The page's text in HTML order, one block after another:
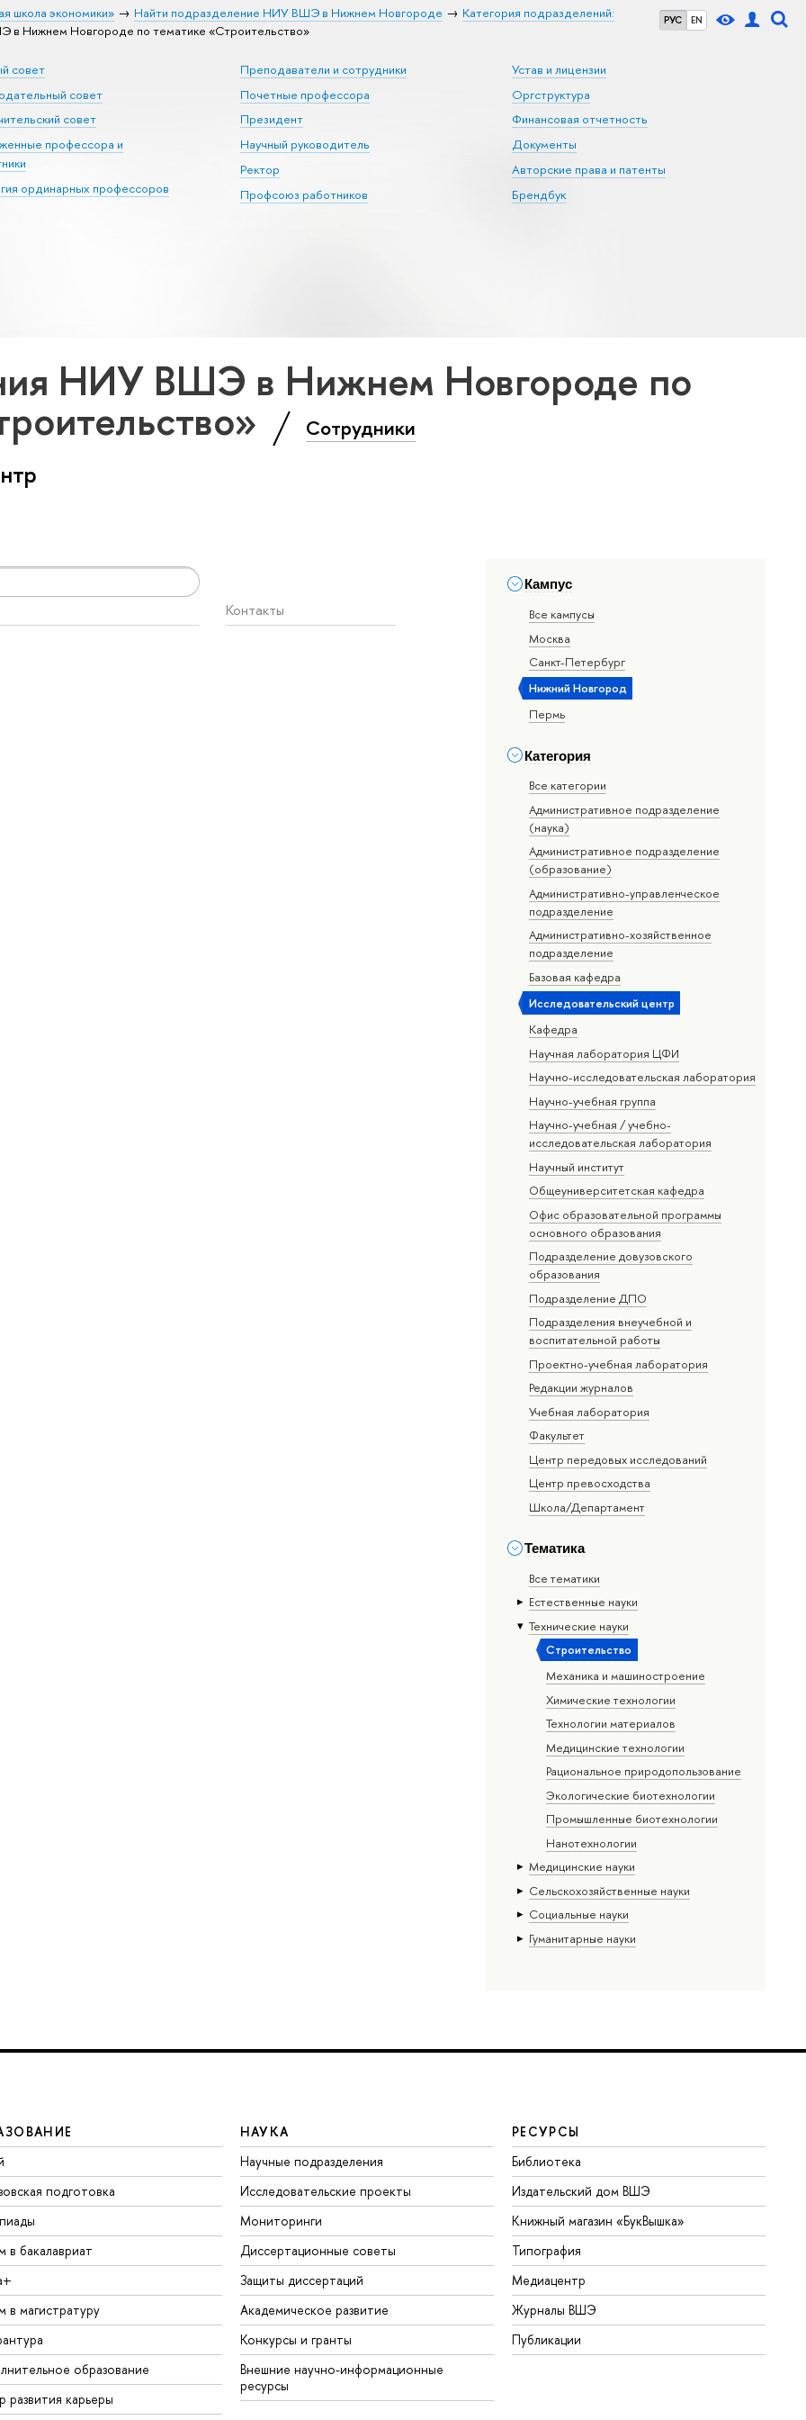
РУС EN
школа экономики» Найти подразделение НИУ ВШЭ в Нижнем Новгороде
Категория подразделений:
Нижнем Новгороде по тематике «Строительство»
совет
совет
совет
профессора и
ординарных профессоров
Преподаватели и сотрудники
Почетные профессора
Президент
Научный руководитель
Ректор
Профсоюз работников
Устав и лицензии
Оргструктура
Финансовая отчетность
Документы
Авторские права и патенты
Брендбук
НИУ ВШЭ в Нижнем Новгороде по
Сотрудники
Кампус
Все кампусы
Москва
Санкт-Петербург
Нижний Новгород
Пермь
Категория
Все категории
Административное подразделение
(наука)
Административное подразделение
(образование)
Административно-управленческое
подразделение
Административно-хозяйственное
подразделение
Базовая кафедра
Исследовательский центр
Кафедра
Научная лаборатория ЦФИ
Научно-исследовательская лаборатория
Научно-учебная группа
Научно-учебная / учебно-
исследовательская лаборатория
Научный институт
Общеуниверситетская кафедра
Офис образовательной программы
основного образования
Подразделение довузовского
образования
Подразделение ДПО
Подразделения внеучебной и
воспитательной работы
Проектно-учебная лаборатория
Редакции журналов
Учебная лаборатория
Факультет
Центр передовых исследований
Центр превосходства
Школа/Департамент
Тематика
Все тематики
Естественные науки
Тех­ничес­кие науки
Строительство
Механика и машиностроение
Химические технологии
Технологии материалов
Медицинские технологии
Рациональное природопользование
Экологические биотехнологии
Промышленные биотехнологии
Нанотехнологии
Медицинские науки
Сельскохозяйственные науки
Социальные науки
Гуманитарные науки
Контакты
подготовка
в бакалавриат
в магистратуру
образование
развития карьеры
НАУКА
Научные подразделения
Исследовательские проекты
Мониторинги
Диссертационные советы
Защиты диссертаций
Академическое развитие
Конкурсы и гранты
Внешние научно-информационные
ресурсы
РЕСУРСЫ
Библиотека
Издательский дом ВШЭ
Книжный магазин «БукВышка»
Типография
Медиацентр
Журналы ВШЭ
Публикации